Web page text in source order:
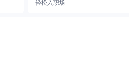
轻松入职场